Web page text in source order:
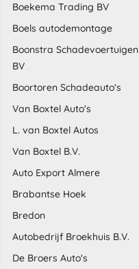
Boekema Trading BV
Boels autodemontage
Boonstra Schadevoertuigen
BV
Boortoren Schadeauto's
Van Boxtel Auto's
L. van Boxtel Autos
Van Boxtel B.V.
Auto Export Almere
Brabantse Hoek
Bredon
Autobedrijf Broekhuis B.V.
De Broers Auto's